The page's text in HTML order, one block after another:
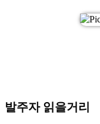
발주자 읽을거리